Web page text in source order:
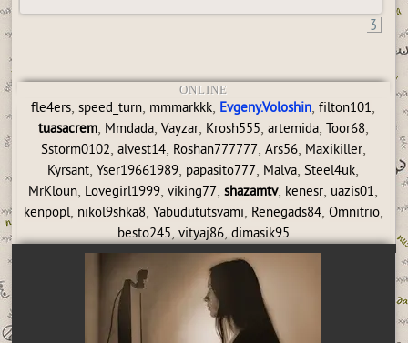
3
ONLINE
fle4ers,speed_turn, mmmarkkk, Evgeny.Voloshin,filton101,
tuasacrem, Mmdada, Vayzar, Krosh555, artemida, Toor68,
Sstorm0102, alvest14, Roshan777777, Ars56, Maxikiller,
Kyrsant,Yser19661989, papasito777, Malva,Steel4uk,
MrKloun, Lovegirl1999,viking77,shazamtv, kenesr, uazis01,
kenpopl, nikol9shka8, Yabudututsvami, Renegads84, Omnitrio,
besto245, vityaj86, dimasik95